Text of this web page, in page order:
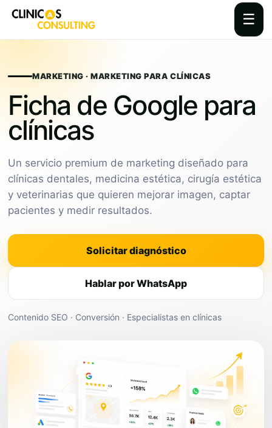
☰
contentMARKETING · MARKETING PARA CLÍNICAS
Ficha de Google para
clínicas
Un servicio premium de marketing diseñado para
clínicas dentales, medicina estética, cirugía estética
y veterinarias que quieren mejorar imagen, captar
pacientes y medir resultados.
Solicitar diagnóstico
Hablar por WhatsApp
Contenido SEO · Conversión · Especialistas en clínicas